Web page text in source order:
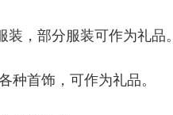
装，部分服装可作为礼品。
种首饰，可作为礼品。